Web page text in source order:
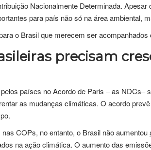
Nacionalmente Determinada. Apesar
para país não só na área ambiental,
o Brasil que merecem ser acompanhados
precisam
países no Acordo de Paris – as NDCs–
as mudanças climáticas. O acordo
COPs, no entanto, o Brasil não aumentou
na ação climática. O aumento das